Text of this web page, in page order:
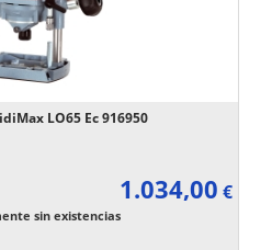
LO65 Ec 916950
1.034,00 €
sin existencias